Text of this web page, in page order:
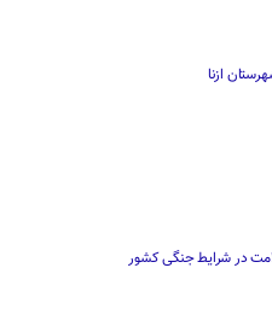
ازنا
در شرایط جنگی کشور